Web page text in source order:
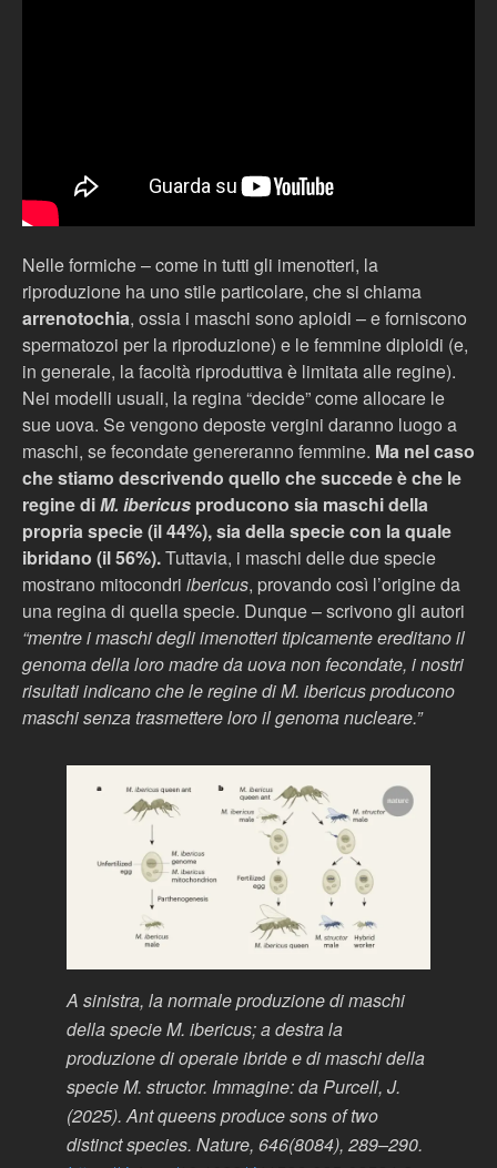
Nelle formiche – come in tutti gli imenotteri, la
riproduzione ha uno stile particolare, che si chiama
arrenotochia, ossia i maschi sono aploidi – e forniscono
spermatozoi per la riproduzione) e le femmine diploidi (e,
in generale, la facoltà riproduttiva è limitata alle regine).
Nei modelli usuali, la regina “decide” come allocare le
sue uova. Se vengono deposte vergini daranno luogo a
maschi, se fecondate genereranno femmine. Ma nel caso
che stiamo descrivendo quello che succede è che le
regine diM. ibericus producono sia maschi della
propria specie (il 44%), sia della specie con la quale
ibridano (il 56%).Tuttavia, i maschi delle due specie
mostrano mitocondri ibericus, provando così l’origine da
una regina di quella specie. Dunque – scrivono gli autori
“mentre i maschi degli imenotteri tipicamente ereditano il
genoma della loro madre da uova non fecondate, i nostri
risultati indicano che le regine di M. ibericus producono
maschi senza trasmettere loro il genoma nucleare.”
A sinistra, la normale produzione di maschi
della specie M. ibericus; a destra la
produzione di operaie ibride e di maschi della
specie M. structor. Immagine: da Purcell, J.
(2025). Ant queens produce sons of two
distinct species. Nature, 646(8084), 289–290.